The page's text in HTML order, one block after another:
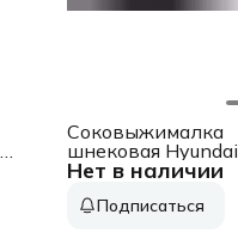
Нет в наличии
Соковыжималка
шнековая Hyundai
HY-JS2323 120Вт
черный
Подписаться